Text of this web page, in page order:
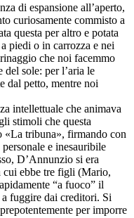
di espansione all’aperto,
curiosamente commisto a
questa per altro e potata
piedi o in carrozza e nei
che noi facemmo
sole: per l’aria le
dal petto, mentre noi
intellettuale che animava
stimoli che questa
«La tribuna», firmando con
e inesauribile
D’Annunzio si era
cui ebbe tre figli (Mario,
“a fuoco” il
fuggire dai creditori. Si
per imporre